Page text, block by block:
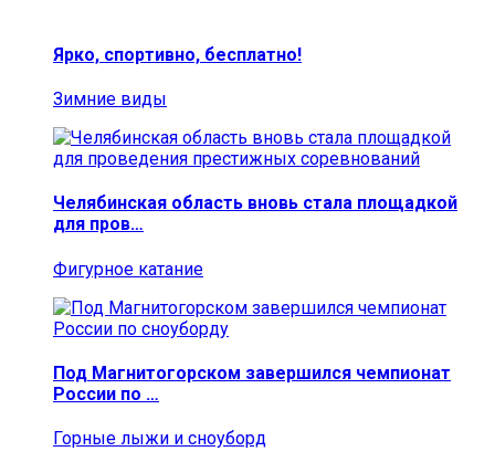
Ярко, спортивно, бесплатно!
Зимние виды
Челябинская область вновь стала площадкой
для пров…
Фигурное катание
Под Магнитогорском завершился чемпионат
России по …
Горные лыжи и сноуборд